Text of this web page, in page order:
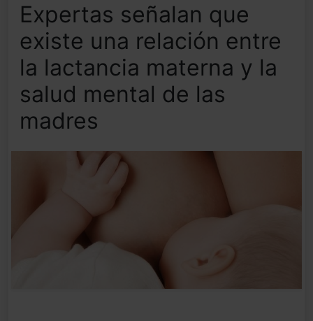
Expertas señalan que
existe una relación entre
la lactancia materna y la
salud mental de las
madres